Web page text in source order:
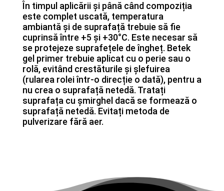
În timpul aplicării și până când compoziția
este complet uscată, temperatura
ambiantă și de suprafață trebuie să fie
cuprinsă între +5 și +30°C. Este necesar să
se protejeze suprafețele de îngheț. Betek
gel primer trebuie aplicat cu o perie sau o
rolă, evitând crestăturile și șlefuirea
(rularea rolei într-o direcție o dată), pentru a
nu crea o suprafață netedă. Tratați
suprafața cu șmirghel dacă se formează o
suprafață netedă. Evitați metoda de
pulverizare fără aer.